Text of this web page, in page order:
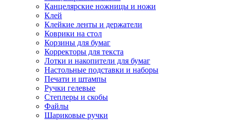
Канцелярские ножницы и ножи
Клей
Клейкие ленты и держатели
Коврики на стол
Корзины для бумаг
Корректоры для текста
Лотки и накопители для бумаг
Настольные подставки и наборы
Печати и штампы
Ручки гелевые
Степлеры и скобы
Файлы
Шариковые ручки